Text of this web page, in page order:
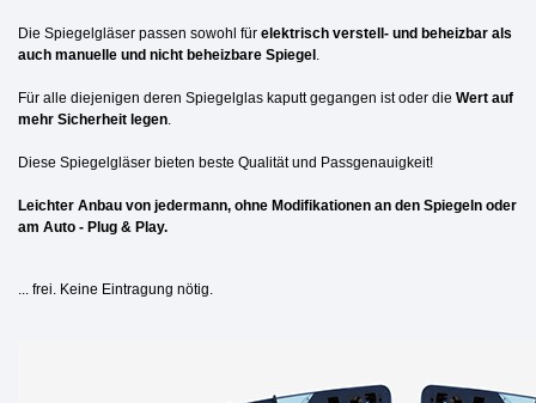
Die Spiegelgläser passen sowohl für elektrisch verstell- und beheizbar als
auch manuelle und nicht beheizbare Spiegel .
Für alle diejenigen deren Spiegelglas kaputt gegangen ist oder die Wert auf
mehr Sicherheit legen.
Diese Spiegelgläser bieten beste Qualität und Passgenauigkeit!
Leichter Anbau von jedermann, ohne Modifikationen an den Spiegeln oder
am Auto - Plug & Play.
... frei. Keine Eintragung nötig.